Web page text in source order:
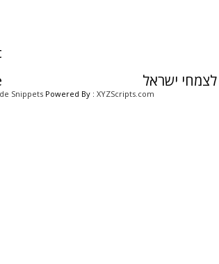
ישראל
Snippets Powered By : XYZScripts.com